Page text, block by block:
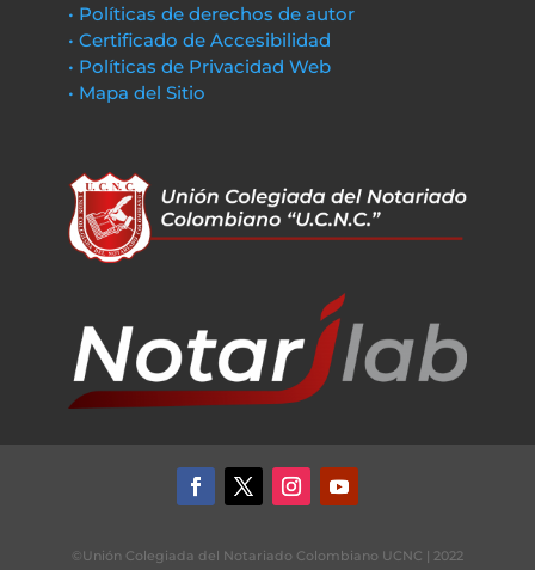
• Políticas de derechos de autor
• Certificado de Accesibilidad
• Políticas de Privacidad Web
• Mapa del Sitio
©Unión Colegiada del Notariado Colombiano UCNC | 2022